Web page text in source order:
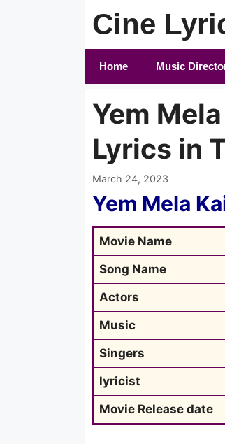
Cine
Home Music
Yem
Lyrics in
March 24, 2023
Yem Mela
Movie Name
Song Name
Actors
Music
Singers
lyricist
Movie Release date